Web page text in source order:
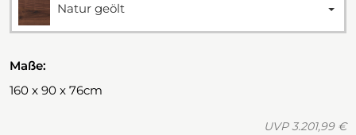
Natur geölt
Maße:
160 x 90 x 76cm
UVP3.201,99 €